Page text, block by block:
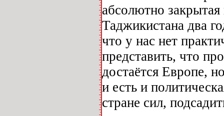
абсолютно
Таджикистана два
что у нас нет
представить, что
достаётся Европе,
и есть и
стране сил,